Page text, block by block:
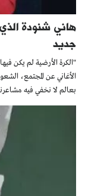
هاني شنودة
جديد
"الكرة الأرضية لم يكن
الأغاني عن المجتمع،
بعالم لا نخفي فيه